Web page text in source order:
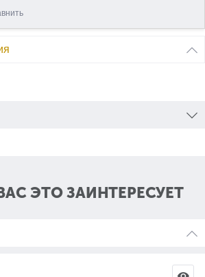
ЭТО ЗАИНТЕРЕСУЕТ